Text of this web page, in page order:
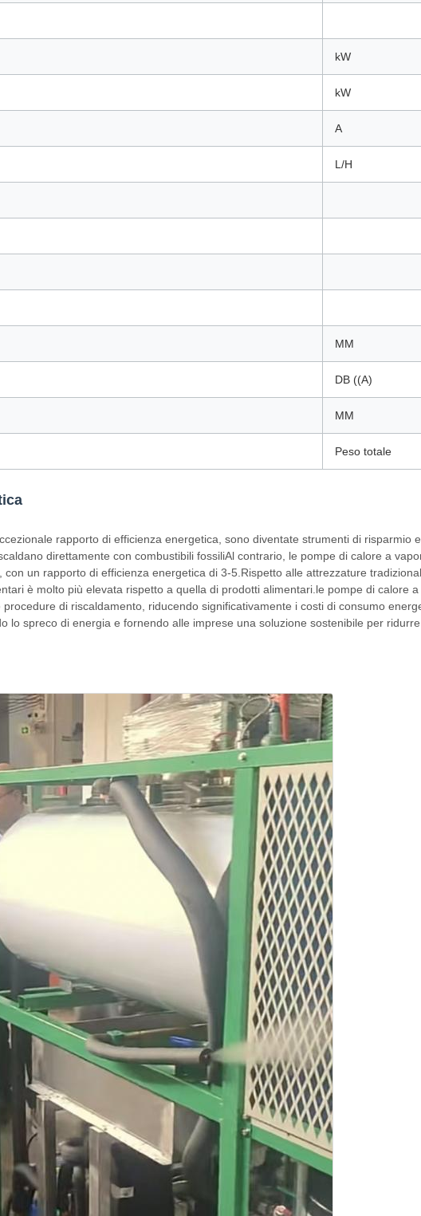
kW
kW
A
L/H
MM
DB ((A)
MM
Peso totale
rapporto di efficienza energetica, sono diventate strumenti di
direttamente con combustibili fossiliAl contrario, le pompe di calore a
un rapporto di efficienza energetica di 3-5.Rispetto alle attrezzature
è molto più elevata rispetto a quella di prodotti alimentari.le pompe di calore
di riscaldamento, riducendo significativamente i costi di consumo
lo spreco di energia e fornendo alle imprese una soluzione sostenibile per